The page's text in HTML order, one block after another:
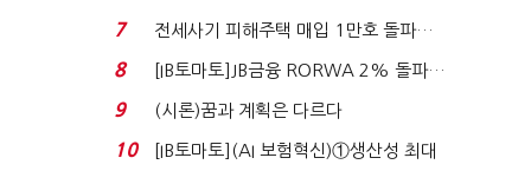
340억 베팅…가...
7
전세사기 피해주택 매입 1만호 돌파…
누적 피해자 4만2...
8
[IB토마토]JB금융 RORWA 2% 돌파…
실적 견인은 은행 ...
9 (시론)꿈과 계획은 다르다
10
[IB토마토](AI 보험혁신)①생산성 최대